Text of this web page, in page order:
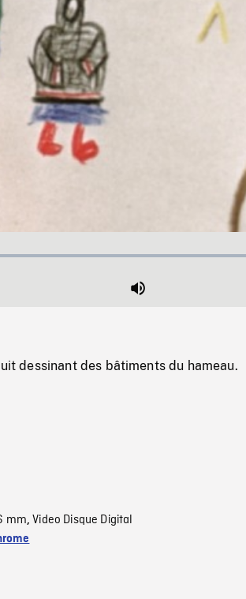
Mute
dessinant des bâtiments du hameau.
mm,Video Disque Digital